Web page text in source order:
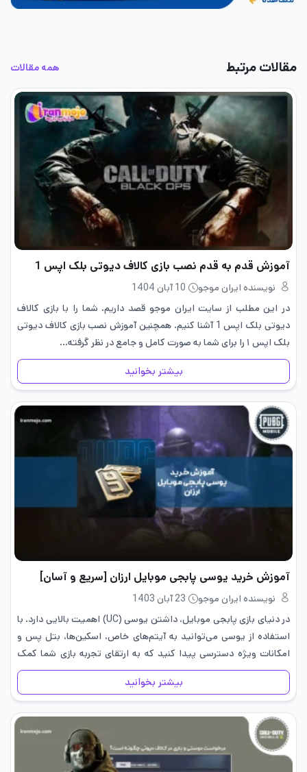
مقالات مرتبط همه مقالات
آموزش قدم به قدم نصب بازی کالاف دیوتی بلک اپس 1
نویسنده ایران موجو
10 آبان 1404
در این مطلب از سایت ایران موجو قصد داریم، شما را با بازی کالاف
دیوتی بلک اپس 1 آشنا کنیم. همچنین آموزش نصب بازی کالاف دیوتی
بلک اپس ۱ را برای شما به صورت کامل و جامع در نظر گرفته…
بیشتر بخوانید
آموزش خرید یوسی پابجی موبایل ارزان [سریع و آسان]
نویسنده ایران موجو
23 آبان 1403
در دنیای بازی پابجی موبایل، داشتن یوسی (UC) اهمیت بالایی دارد. با
استفاده از یوسی می‌توانید به آیتم‌های خاص، اسکین‌ها، بتل پس و
امکانات ویژه دسترسی پیدا کنید که به ارتقای تجربه بازی شما کمک
می‌کنند. اما یکی از دغدغه‌های…
بیشتر بخوانید